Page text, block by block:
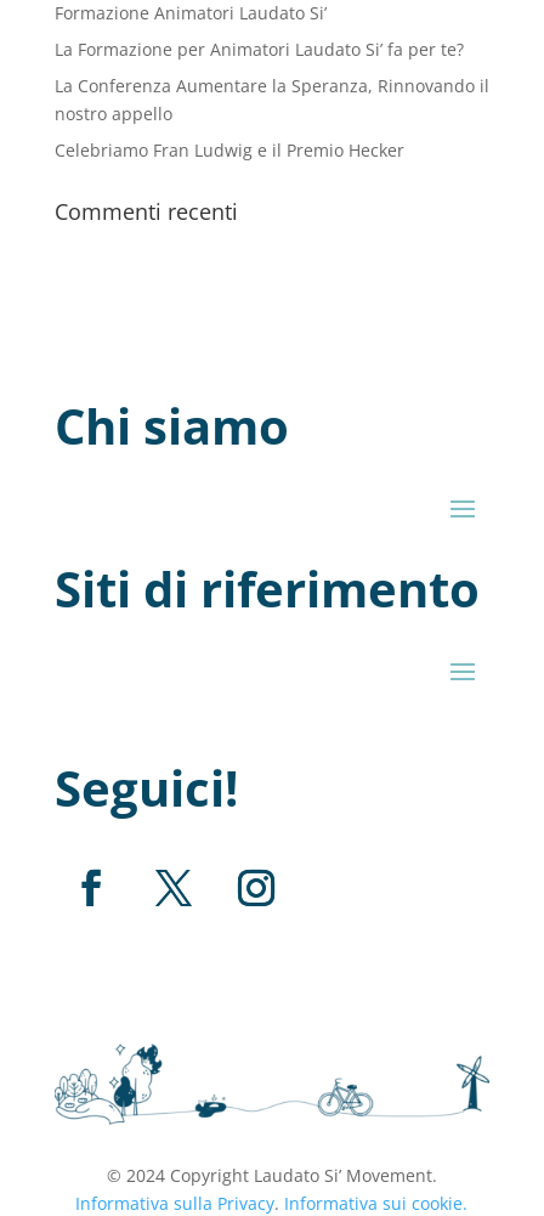
Formazione Animatori Laudato Si’
La Formazione per Animatori Laudato Si’ fa per te?
La Conferenza Aumentare la Speranza, Rinnovando il
nostro appello
Celebriamo Fran Ludwig e il Premio Hecker
Commenti recenti
Chi siamo
Siti di riferimento
Seguici!
© 2024 Copyright Laudato Si’ Movement.
Informativa sulla Privacy. Informativa sui cookie.